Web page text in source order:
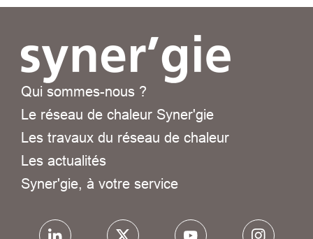
Qui sommes-nous ?
Le réseau de chaleur Syner'gie
Les travaux du réseau de chaleur
Les actualités
Syner'gie, à votre service